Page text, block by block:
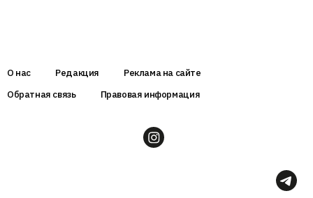
О нас Редакция
Реклама на сайте
Обратная связь
Правовая информация